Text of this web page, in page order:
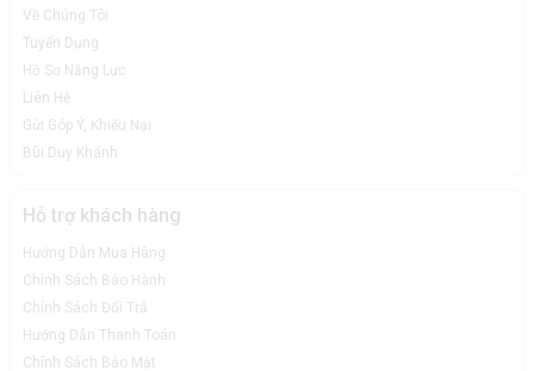
Về Chúng Tôi
Tuyển Dụng
Hồ Sơ Năng Lực
Liên Hệ
Gửi Góp Ý, Khiếu Nại
Bùi Duy Khánh
Hỗ trợ khách hàng
Hướng Dẫn Mua Hàng
Chính Sách Bảo Hành
Chính Sách Đổi Trả
Hướng Dẫn Thanh Toán
Chính Sách Bảo Mật